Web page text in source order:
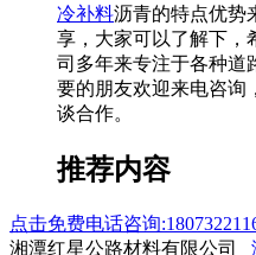
冷补料沥青的特点优势
享，大家可以了解下，
司多年来专注于各种道
要的朋友欢迎来电咨询
谈合作。
推荐内容
点击免费电话咨询
湘潭红星公路材料有限公司